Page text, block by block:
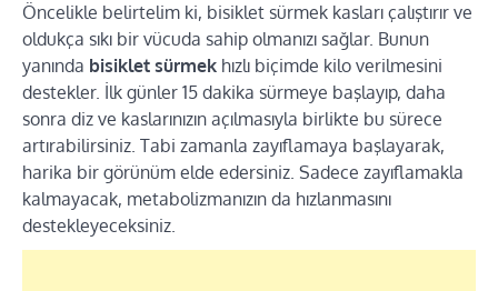
Öncelikle belirtelim ki, bisiklet sürmek kasları çalıştırır ve
oldukça sıkı bir vücuda sahip olmanızı sağlar. Bunun
yanında bisiklet sürmek hızlı biçimde kilo verilmesini
destekler. İlk günler 15 dakika sürmeye başlayıp, daha
sonra diz ve kaslarınızın açılmasıyla birlikte bu sürece
artırabilirsiniz. Tabi zamanla zayıflamaya başlayarak,
harika bir görünüm elde edersiniz. Sadece zayıflamakla
kalmayacak, metabolizmanızın da hızlanmasını
destekleyeceksiniz.